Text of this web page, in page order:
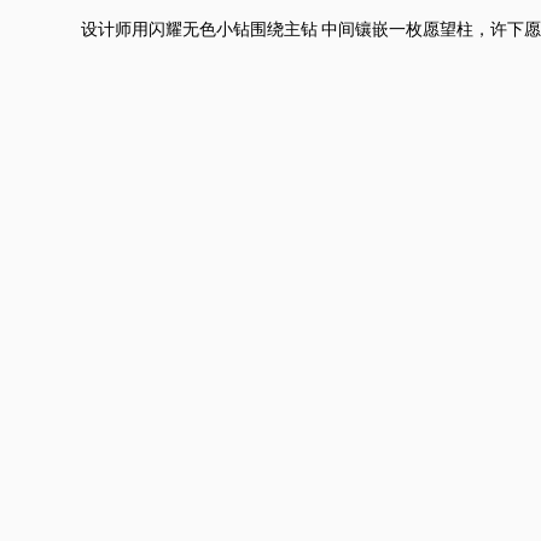
设计师用闪耀无色小钻围绕主钻 中间镶嵌一枚愿望柱，许下